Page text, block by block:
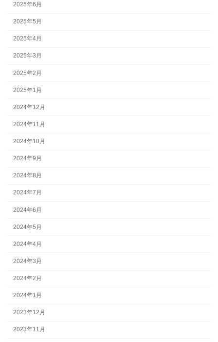
2025年6月
2025年5月
2025年4月
2025年3月
2025年2月
2025年1月
2024年12月
2024年11月
2024年10月
2024年9月
2024年8月
2024年7月
2024年6月
2024年5月
2024年4月
2024年3月
2024年2月
2024年1月
2023年12月
2023年11月